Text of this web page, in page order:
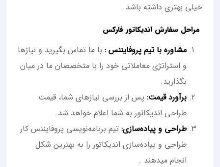
خیلی بهتری داشته باشد .
مراحل سفارش اندیکاتور فارکس
مشاوره با تیم پروفایننس : با ما تماس بگیرید و نیازها
و استراتژی معاملاتی خود را با متخصصان ما در میان
بگذارید.
برآورد قیمت: پس از بررسی نیازهای شما، قیمت
طراحی اندیکاتور به شما اعلام خواهد شد.
طراحی و پیاده‌سازی: تیم برنامه‌نویسی پروفایننس کار
طراحی و پیاده‌سازی اندیکاتور را به بهترین شکل
انجام میدهند .